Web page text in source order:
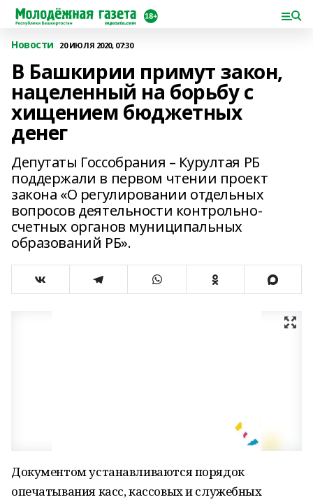
Новости 20 ИЮЛЯ 2020, 07:30
В Башкирии примут закон,
нацеленный на борьбу с
хищением бюджетных
денег
Депутаты Госсобрания – Курултая РБ
поддержали в первом чтении проект
закона «О регулировании отдельных
вопросов деятельности контрольно-
счетных органов муниципальных
образований РБ».
Документом устанавливаются порядок
опечатывания касс, кассовых и служебных